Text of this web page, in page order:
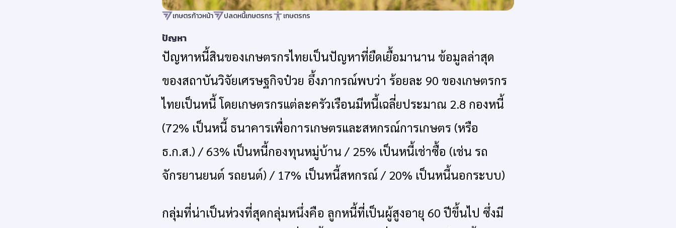
เกษตรก้าวหน้า ปลดหนี้เกษตรกร เกษตรกร
ปัญหา
ปัญหาหนี้สินของเกษตรกรไทยเป็นปัญหาที่ยืดเยื้อมานาน ข้อมูลล่าสุด
ของสถาบันวิจัยเศรษฐกิจป๋วย อึ้งภากรณ์พบว่า ร้อยละ 90 ของเกษตรกร
ไทยเป็นหนี้ โดยเกษตรกรแต่ละครัวเรือนมีหนี้เฉลี่ยประมาณ 2.8 กองหนี้
(72% เป็นหนี้ ธนาคารเพื่อการเกษตรและสหกรณ์การเกษตร (หรือ
ธ.ก.ส.) / 63% เป็นหนี้กองทุนหมู่บ้าน / 25% เป็นหนี้เช่าซื้อ (เช่น รถ
จักรยานยนต์ รถยนต์) / 17% เป็นหนี้สหกรณ์ / 20% เป็นหนี้นอกระบบ)
กลุ่มที่น่าเป็นห่วงที่สุดกลุ่มหนึ่งคือ ลูกหนี้ที่เป็นผู้สูงอายุ 60 ปีขึ้นไป ซึ่งมี